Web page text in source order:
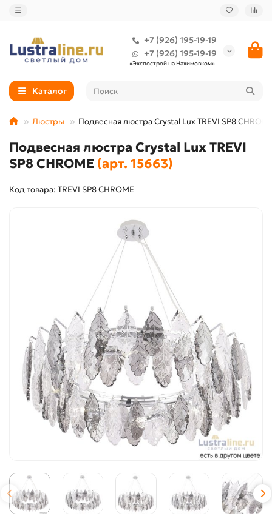
+7 (926) 195-19-19
+7 (926) 195-19-19
«Экспострой на Нахимовком»
Каталог
Люстры Подвесная люстра Crystal Lux TREVI SP8
Подвесная люстра Crystal Lux TREVI
SP8 CHROME (арт. 15663)
Код товара: TREVI SP8 CHROME